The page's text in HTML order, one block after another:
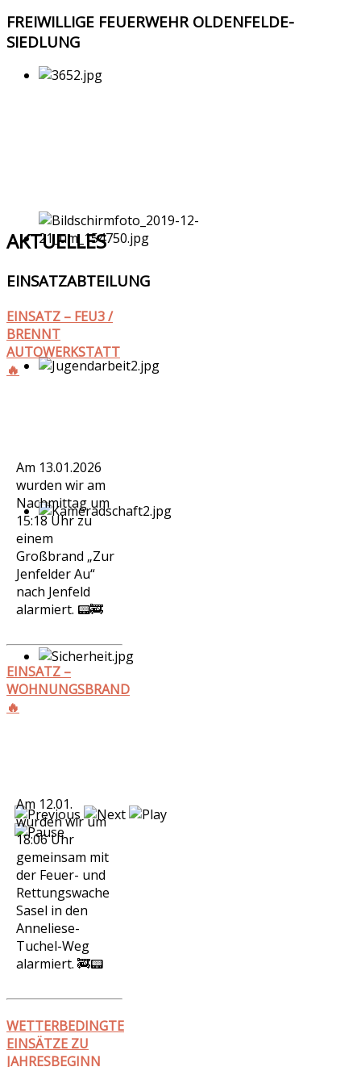
FREIWILLIGE FEUERWEHR OLDENFELDE-
SIEDLUNG
AKTUELLES
EINSATZABTEILUNG
EINSATZ – FEU3 /
BRENNT
AUTOWERKSTATT
🔥
Am 13.01.2026
wurden wir am
Nachmittag um
15:18 Uhr zu
einem
Großbrand „Zur
Jenfelder Au“
nach Jenfeld
alarmiert. 📟🚒
EINSATZ –
WOHNUNGSBRAND
🔥
Am 12.01.
wurden wir um
18:06 Uhr
gemeinsam mit
der Feuer- und
Rettungswache
Sasel in den
Anneliese-
Tuchel-Weg
alarmiert. 🚒📟
WETTERBEDINGTE
EINSÄTZE ZU
JAHRESBEGINN